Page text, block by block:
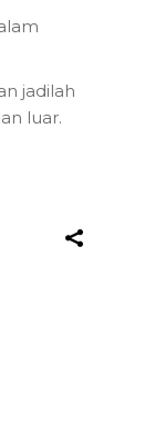
jadilah
luar.